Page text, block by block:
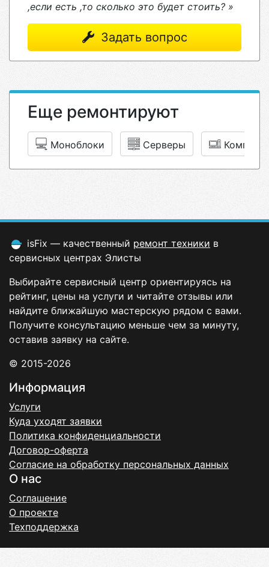
,если есть ,то сколько это будет стоить? »
Задать вопрос
Еще ремонтируют
Моноблоки Серверы
isFix — качественный ремонт техники в
сервисных центрах Элисты
Выбирайте сервисный центр ориентируясь на
рейтинг, цены на услуги и читайте отзывы или
найдите ближайшую мастерскую рядом с вами.
Получите консультацию меньше чем за минуту,
оставив заявку на сайте.
© 2015-2026
Информация
Услуги
Куда уходят заявки
Политика конфиденциальности
Договор-оферта
Согласие на обработку персональных данных
О нас
Соглашение
О проекте
Техподдержка